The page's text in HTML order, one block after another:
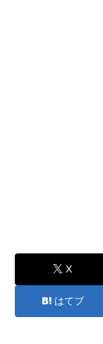
X
はてブ